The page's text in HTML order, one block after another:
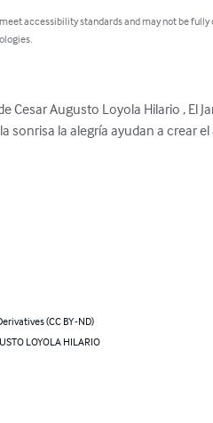
accessibility standards and may not be
Cesar Augusto Loyola Hilario , El
sonrisa la alegría ayudan a crear
(CC BY-ND)
LOYOLA HILARIO